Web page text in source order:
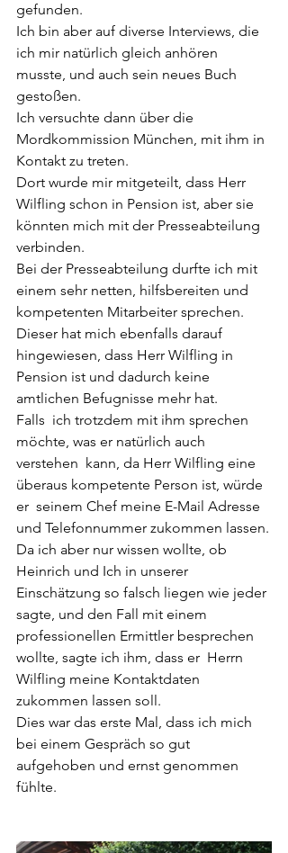
gefunden.
Ich bin aber auf diverse Interviews, die
ich mir natürlich gleich anhören
musste, und auch sein neues Buch
gestoßen.
Ich versuchte dann über die
Mordkommission München, mit ihm in
Kontakt zu treten.
Dort wurde mir mitgeteilt, dass Herr
Wilfling schon in Pension ist, aber sie
könnten mich mit der Presseabteilung
verbinden.
Bei der Presseabteilung durfte ich mit
einem sehr netten, hilfsbereiten und
kompetenten Mitarbeiter sprechen.
Dieser hat mich ebenfalls darauf
hingewiesen, dass Herr Wilfling in
Pension ist und dadurch keine
amtlichen Befugnisse mehr hat.
Falls  ich trotzdem mit ihm sprechen
möchte, was er natürlich auch
verstehen  kann, da Herr Wilfling eine
überaus kompetente Person ist, würde
er  seinem Chef meine E-Mail Adresse
und Telefonnummer zukommen lassen.
Da ich aber nur wissen wollte, ob
Heinrich und Ich in unserer
Einschätzung so falsch liegen wie jeder
sagte, und den Fall mit einem
professionellen Ermittler besprechen
wollte, sagte ich ihm, dass er  Herrn
Wilfling meine Kontaktdaten
zukommen lassen soll.
Dies war das erste Mal, dass ich mich
bei einem Gespräch so gut
aufgehoben und ernst genommen
fühlte.